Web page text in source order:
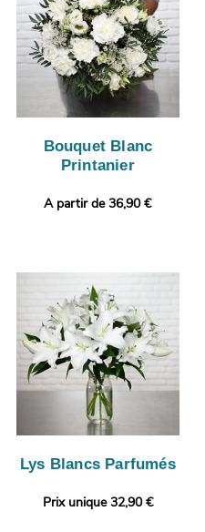
Bouquet Blanc
Printanier
A partir de 36,90 €
Lys Blancs Parfumés
Prix unique 32,90 €